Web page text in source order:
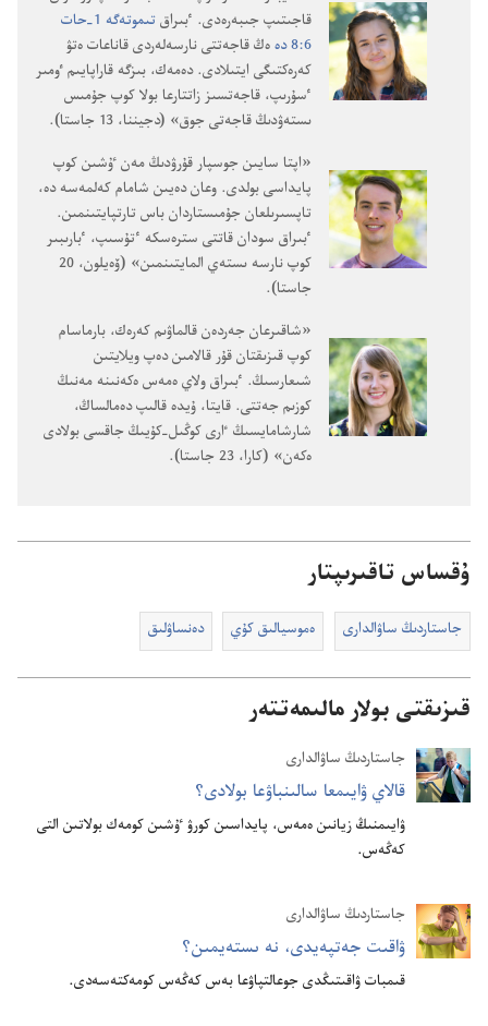
قاجىتىپ جىبە‌رە‌دى.‏ ٴ‌بىراق
تىموتە‌گە 1-‏حات
6:‏8 دە
ە‌ڭ قاجە‌تتى نارسە‌لە‌ردى قاناعات ە‌تۋ
كە‌رە‌كتىگى ايتىلادى.‏ دە‌مە‌ك،‏ بىزگە قاراپايىم ٶمىر
ٴ‌سۇ‌رىپ،‏ قاجە‌تسىز زاتتارعا بولا كوپ جۇ‌مىس
ىستە‌ۋدىڭ قاجە‌تى جوق» (‏دجيننا،‏ 13 جاستا)‏.‏
‏«اپتا سايىن جوسپار قۇ‌رۋدىڭ مە‌ن ٷشىن كوپ
پايداسى بولدى.‏ وعان دە‌يىن شامام كە‌لمە‌سە دە،‏
تاپسىرىلعان جۇ‌مىستاردان باس تارتپايتىنمىن.‏
ٴ‌بىراق سودان قاتتى سترە‌سكە ٴ‌تۇ‌سىپ،‏ ٴ‌بارىبىر
كوپ نارسە ىستە‌ي المايتىنمىن» (‏ۆە‌يلون،‏ 20
جاستا)‏.‏
‏«شاقىرعان جە‌ردە‌ن قالماۋىم كە‌رە‌ك،‏ بارماسام
كوپ قىزىقتان قۇ‌ر قالامىن دە‌پ ويلايتىن
شىعارسىڭ.‏ ٴ‌بىراق ولاي ە‌مە‌س ە‌كە‌نىنە مە‌نىڭ
كوزىم جە‌تتى.‏ قايتا،‏ ۇ‌يدە قالىپ دە‌مالساڭ،‏
شارشامايسىڭ ٵرى كوڭىل-‏كۇ‌يىڭ جاقسى بولادى
ە‌كە‌ن» (‏كارا،‏ 23 جاستا)‏.‏
ۇقساس تاقىرىپتار
جاستاردىڭ ساۋالدارى ە‌موسيالىق كۇ‌ي دە‌نساۋلىق
قىزىقتى بولار مالىمەتتەر
جاستاردىڭ ساۋالدارى
قالاي ۋايىمعا سالىنباۋعا بولادى؟‏
ۋايىمنىڭ زيانىن ە‌مە‌س،‏ پايداسىن كورۋ ٷشىن كومە‌ك بولاتىن التى
كە‌ڭە‌س.‏
جاستاردىڭ ساۋالدارى
ۋاقىت جە‌تپە‌يدى،‏ نە ىستە‌يمىن؟‏
قىمبات ۋاقىتىڭدى جوعالتپاۋعا بە‌س كە‌ڭە‌س كومە‌كتە‌سە‌دى.‏